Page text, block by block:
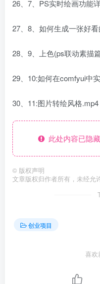
26、7、PS实时绘画功能
27、8、如何生成一张好
28、9、上色(ps联动素描
29、10:如何在comfyui中
30、11:图片转绘风格.mp4
此处内容已隐
© 版权声明
文章版权归作者所有，未经允
创业项目
喜欢